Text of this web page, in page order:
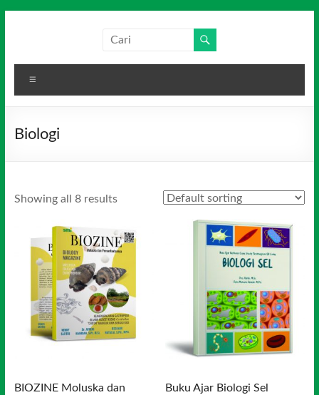
Media
Indonesia
Biologi
Showing all 8 results
BIOZINE Moluska dan Buku Ajar Biologi Sel